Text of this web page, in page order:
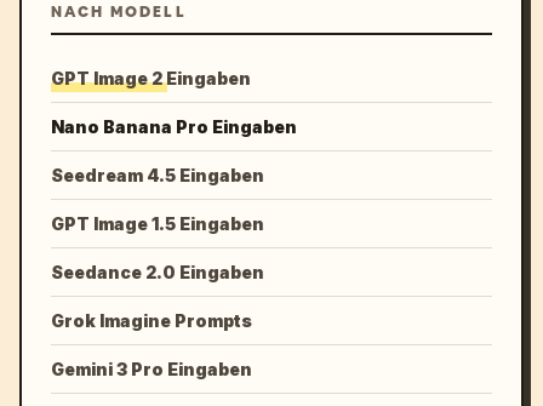
NACH MODELL
GPT Image 2 Eingaben
Nano Banana Pro Eingaben
Seedream 4.5 Eingaben
GPT Image 1.5 Eingaben
Seedance 2.0 Eingaben
Grok Imagine Prompts
Gemini 3 Pro Eingaben